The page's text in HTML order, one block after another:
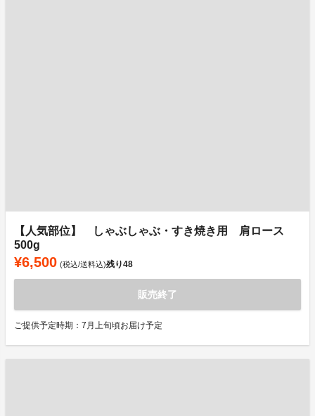
【人気部位】 しゃぶしゃぶ・すき焼き用 肩ロース
500g
¥6,500 (税込/送料込)残り48
販売終了
ご提供予定時期：7月上旬頃お届け予定